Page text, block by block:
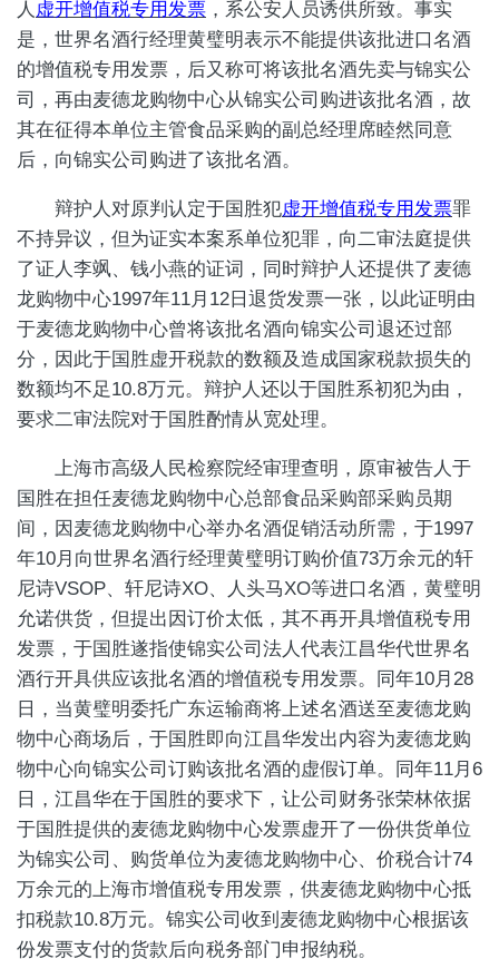
人 虚开增值税专用发票 ，系公安人员诱供所致。事实
是，世界名酒行经理黄璧明表示不能提供该批进口名酒
的增值税专用发票，后又称可将该批名酒先卖与锦实公
司，再由麦德龙购物中心从锦实公司购进该批名酒，故
其在征得本单位主管食品采购的副总经理席睦然同意
后，向锦实公司购进了该批名酒。
辩护人对原判认定于国胜犯虚开增值税专用发票罪
不持异议，但为证实本案系单位犯罪，向二审法庭提供
了证人李飒、钱小燕的证词，同时辩护人还提供了麦德
龙购物中心1997年11月12日退货发票一张，以此证明由
于麦德龙购物中心曾将该批名酒向锦实公司退还过部
分，因此于国胜虚开税款的数额及造成国家税款损失的
数额均不足10.8万元。辩护人还以于国胜系初犯为由，
要求二审法院对于国胜酌情从宽处理。
上海市高级人民检察院经审理查明，原审被告人于
国胜在担任麦德龙购物中心总部食品采购部采购员期
间，因麦德龙购物中心举办名酒促销活动所需，于1997
年10月向世界名酒行经理黄璧明订购价值73万余元的轩
尼诗VSOP、轩尼诗XO、人头马XO等进口名酒，黄璧明
允诺供货，但提出因订价太低，其不再开具增值税专用
发票，于国胜遂指使锦实公司法人代表江昌华代世界名
酒行开具供应该批名酒的增值税专用发票。同年10月28
日，当黄璧明委托广东运输商将上述名酒送至麦德龙购
物中心商场后，于国胜即向江昌华发出内容为麦德龙购
物中心向锦实公司订购该批名酒的虚假订单。同年11月6
日，江昌华在于国胜的要求下，让公司财务张荣林依据
于国胜提供的麦德龙购物中心发票虚开了一份供货单位
为锦实公司、购货单位为麦德龙购物中心、价税合计74
万余元的上海市增值税专用发票，供麦德龙购物中心抵
扣税款10.8万元。锦实公司收到麦德龙购物中心根据该
份发票支付的货款后向税务部门申报纳税。